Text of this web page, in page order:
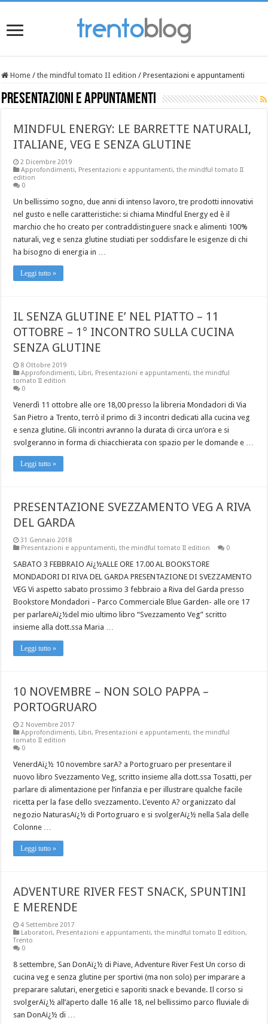
Home / the mindful tomato II edition / Presentazioni e appuntamenti
Presentazioni e appuntamenti
MINDFUL ENERGY: LE BARRETTE NATURALI,
ITALIANE, VEG E SENZA GLUTINE
2 Dicembre 2019
Approfondimenti, Presentazioni e appuntamenti,the mindful tomato II
edition
0
Un bellissimo sogno, due anni di intenso lavoro, tre prodotti innovativi
nel gusto e nelle caratteristiche: si chiama Mindful Energy ed è il
marchio che ho creato per contraddistinguere snack e alimenti 100%
naturali, veg e senza glutine studiati per soddisfare le esigenze di chi
ha bisogno di energia in …
Leggi tutto »
IL SENZA GLUTINE E’ NEL PIATTO – 11
OTTOBRE – 1° INCONTRO SULLA CUCINA
SENZA GLUTINE
8 Ottobre 2019
Approfondimenti, Libri, Presentazioni e appuntamenti,the mindful
tomato II edition
0
Venerdì 11 ottobre alle ore 18,00 presso la libreria Mondadori di Via
San Pietro a Trento, terrò il primo di 3 incontri dedicati alla cucina veg
e senza glutine. Gli incontri avranno la durata di circa un’ora e si
svolgeranno in forma di chiacchierata con spazio per le domande e …
Leggi tutto »
PRESENTAZIONE SVEZZAMENTO VEG A RIVA
DEL GARDA
31 Gennaio 2018
Presentazioni e appuntamenti,the mindful tomato II edition 0
SABATO 3 FEBBRAIO Aï¿½ALLE ORE 17.00 AL BOOKSTORE
MONDADORI DI RIVA DEL GARDA PRESENTAZIONE DI SVEZZAMENTO
VEG Vi aspetto sabato prossimo 3 febbraio a Riva del Garda presso
Bookstore Mondadori – Parco Commerciale Blue Garden- alle ore 17
per parlareAï¿½del mio ultimo libro “Svezzamento Veg” scritto
insieme alla dott.ssa Maria …
Leggi tutto »
10 NOVEMBRE – NON SOLO PAPPA –
PORTOGRUARO
2 Novembre 2017
Approfondimenti, Libri, Presentazioni e appuntamenti,the mindful
tomato II edition
0
VenerdAï¿½ 10 novembre sarA? a Portogruaro per presentare il
nuovo libro Svezzamento Veg, scritto insieme alla dott.ssa Tosatti, per
parlare di alimentazione per l’infanzia e per illustrare qualche facile
ricetta per la fase dello svezzamento. L’evento A? organizzato dal
negozio NaturasAï¿½ di Portogruaro e si svolgerAï¿½ nella Sala delle
Colonne …
Leggi tutto »
ADVENTURE RIVER FEST SNACK, SPUNTINI
E MERENDE
4 Settembre 2017
Laboratori, Presentazioni e appuntamenti,the mindful tomato II edition,
Trento
0
8 settembre, San DonAï¿½ di Piave, Adventure River Fest Un corso di
cucina veg e senza glutine per sportivi (ma non solo) per imparare a
preparare salutari, energetici e saporiti snack e bevande. Il corso si
svolgerAï¿½ all’aperto dalle 16 alle 18, nel bellissimo parco fluviale di
san DonAï¿½ di …